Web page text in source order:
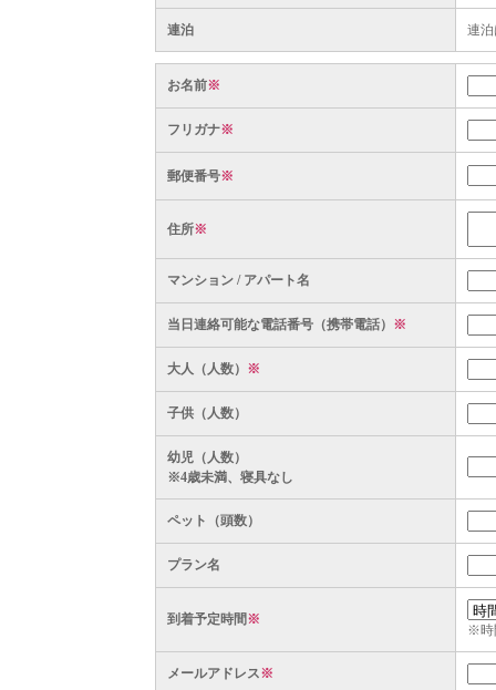
連泊 連
お名前※
フリガナ※
郵便番号※
住所※
マンション / アパート名
当日連絡可能な電話番号（携帯電話） ※
大人（人数） ※
子供（人数）
幼児（人数）
※4歳未満、寝具なし
ペット（頭数）
プラン名
到着予定時間※
※時
メールアドレス※